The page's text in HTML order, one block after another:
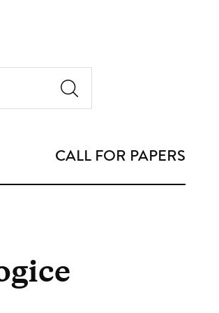
CALL FOR PAPERS